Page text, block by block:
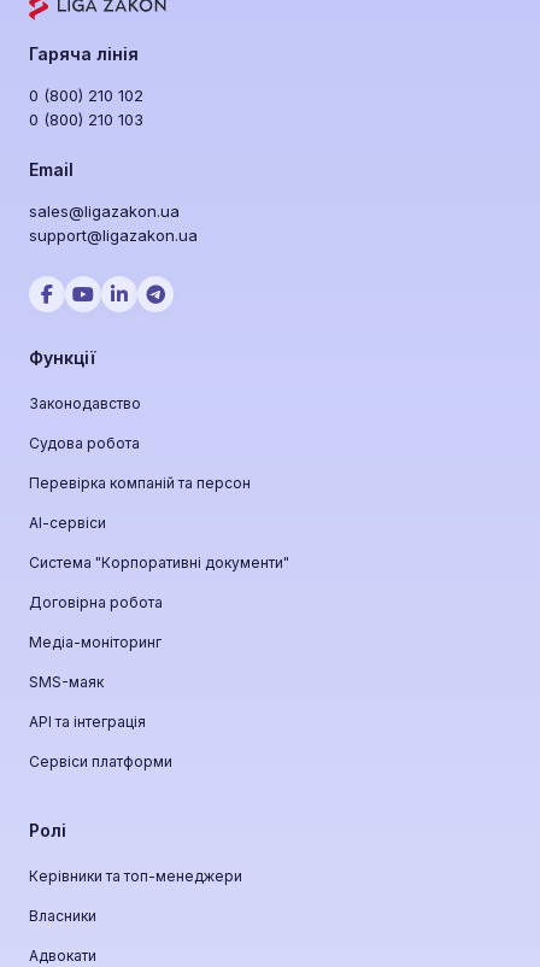
Гаряча лінія
0 (800) 210 102
0 (800) 210 103
Email
sales@ligazakon.ua
support@ligazakon.ua
Функції
Законодавство
Судова робота
Перевірка компаній та персон
АІ-сервіси
Система "Корпоративні документи"
Договірна робота
Медіа-моніторинг
SMS-маяк
API та інтеграція
Сервіси платформи
Ролі
Керівники та топ-менеджери
Власники
Адвокати